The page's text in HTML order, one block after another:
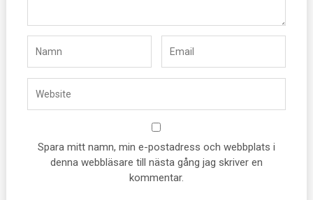
Spara mitt namn, min e-postadress och webbplats i
denna webbläsare till nästa gång jag skriver en
kommentar.